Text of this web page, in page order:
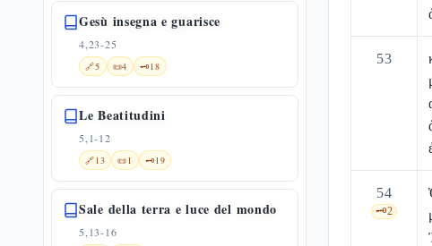
Gesù insegna e guarisce
4,23-25
🔗5 📜4 🗝️18
Le Beatitudini
5,1-12
🔗13 📜1 🗝️19
Sale della terra e luce del mondo
5,13-16
53
54
🗝️2